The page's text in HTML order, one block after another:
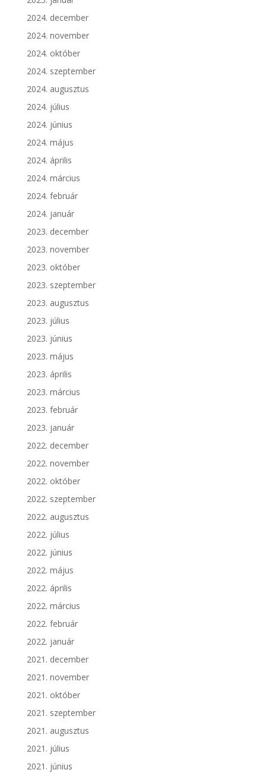
2024. december
2024. november
2024. október
2024. szeptember
2024. augusztus
2024. július
2024. június
2024. május
2024. április
2024. március
2024. február
2024. január
2023. december
2023. november
2023. október
2023. szeptember
2023. augusztus
2023. július
2023. június
2023. május
2023. április
2023. március
2023. február
2023. január
2022. december
2022. november
2022. október
2022. szeptember
2022. augusztus
2022. július
2022. június
2022. május
2022. április
2022. március
2022. február
2022. január
2021. december
2021. november
2021. október
2021. szeptember
2021. augusztus
2021. július
2021. június